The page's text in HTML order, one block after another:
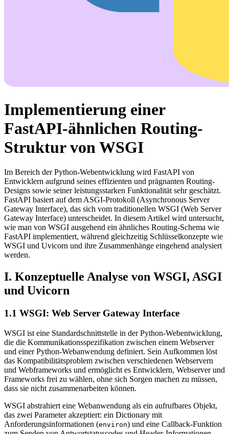
Implementierung einer
FastAPI-ähnlichen Routing-
Struktur von WSGI
Im Bereich der Python-Webentwicklung wird FastAPI von
Entwicklern aufgrund seines effizienten und prägnanten Routing-
Designs sowie seiner leistungsstarken Funktionalität sehr geschätzt.
FastAPI basiert auf dem ASGI-Protokoll (Asynchronous Server
Gateway Interface), das sich vom traditionellen WSGI (Web Server
Gateway Interface) unterscheidet. In diesem Artikel wird untersucht,
wie man von WSGI ausgehend ein ähnliches Routing-Schema wie
FastAPI implementiert, während gleichzeitig Schlüsselkonzepte wie
WSGI und Uvicorn und ihre Zusammenhänge eingehend analysiert
werden.
I. Konzeptuelle Analyse von WSGI, ASGI
und Uvicorn
1.1 WSGI: Web Server Gateway Interface
WSGI ist eine Standardschnittstelle in der Python-Webentwicklung,
die die Kommunikationsspezifikation zwischen einem Webserver
und einer Python-Webanwendung definiert. Sein Aufkommen löst
das Kompatibilitätsproblem zwischen verschiedenen Webservern
und Webframeworks und ermöglicht es Entwicklern, Webserver und
Frameworks frei zu wählen, ohne sich Sorgen machen zu müssen,
dass sie nicht zusammenarbeiten können.
WSGI abstrahiert eine Webanwendung als ein aufrufbares Objekt,
das zwei Parameter akzeptiert: ein Dictionary mit
Anforderungsinformationen (environ) und eine Callback-Funktion